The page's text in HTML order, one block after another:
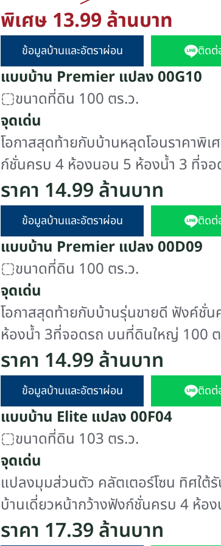
พิเศษ 13.99 ล้านบาท
ข้อมูลบ้านและอัตราผ่อน ติดต่
แบบบ้าน Premier แปลง 00G10
ขนาดที่ดิน 100 ตร.ว.
จุดเด่น
โอกาสสุดท้ายกับบ้านหลุดโอนราคาพิ
ก์ชั่นครบ 4 ห้องนอน 5 ห้องน้ำ 3 ที่จ
100 ตร.วา หลังบ้านโปร่งโล่ง แปลงมุม
เตรียมความพร้อมให้ครบ
ราคา 14.99 ล้านบาท
ข้อมูลบ้านและอัตราผ่อน ติดต่
แบบบ้าน Premier แปลง 00D09
ขนาดที่ดิน 100 ตร.ว.
จุดเด่น
โอกาสสุดท้ายกับบ้านรุ่นขายดี ฟังค์ชั่
ห้องน้ำ 3ที่จอดรถ บนที่ดินใหญ่ 100
ตำแหน่งแปลงมุมส่วนตัว เหนือกว่าด้ว
บ้าน และเตรียมความพร้อมให้ครบ
ราคา 14.99 ล้านบาท
ข้อมูลบ้านและอัตราผ่อน ติดต่
แบบบ้าน Elite แปลง 00F04
ขนาดที่ดิน 103 ตร.ว.
จุดเด่น
แปลงมุมส่วนตัว คลัตเตอร์โซน ทิศใต้รับลม ใกล้คลับเฮ้าส์
บ้านเดี่ยวหน้ากว้างฟังก์ชั่นครบ 4 ห้อ
พร้อมห้องแม่บ้าน จอดรถ4คัน เตรียม
ราคา 17.39 ล้านบาท